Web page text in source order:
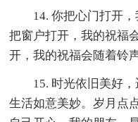
14. 你把心门打开
把窗户打开，我的祝福
开，我的祝福会随着铃
15. 时光依旧美好
生活如意美妙。岁月点